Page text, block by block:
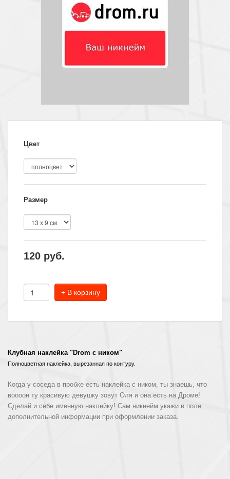
Цвет
Размер
120 руб.
+ В корзину
Клубная наклейка "Drom с ником"
Полноцветная наклейка, вырезанная по контуру.
Когда у соседа в пробке есть наклейка с ником, ты знаешь, что
воооон ту красивую девушку зовут Оля и она есть на Дроме!
Сделай и себе именную наклейку! Сам никнейм укажи в поле
дополнительной информации при оформлении заказа.